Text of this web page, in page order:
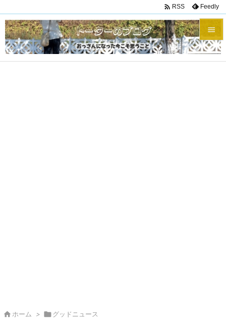


メニュ
 RSS Feedly
 ホーム > グッドニュース